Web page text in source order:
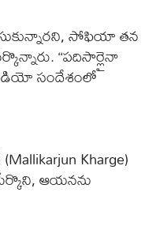
సోఫియా తన
‘‘పదిసార్లైనా
వీడియో సందేశంలో
(Mallikarjun Kharge)
ఆయనను